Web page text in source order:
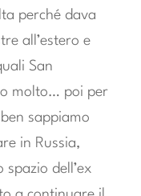
perché dava
all’estero e
San
molto… poi per
sappiamo
in Russia,
dell’ex